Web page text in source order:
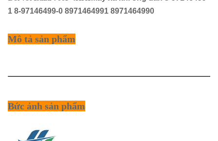
1 8-97146499-0 8971464991 8971464990
Mô tả sản phẩm
phẩm
Thiết bị xe
Bức ảnh sản phẩm